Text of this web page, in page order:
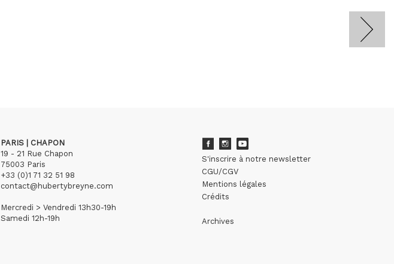
PARIS | CHAPON
19 - 21 Rue Chapon
75003 Paris
+33 (0)1 71 32 51 98
contact@hubertybreyne.com
Mercredi > Vendredi 13h30-19h
Samedi 12h-19h
S'inscrire à notre newsletter
CGU/CGV
Mentions légales
Crédits
Archives